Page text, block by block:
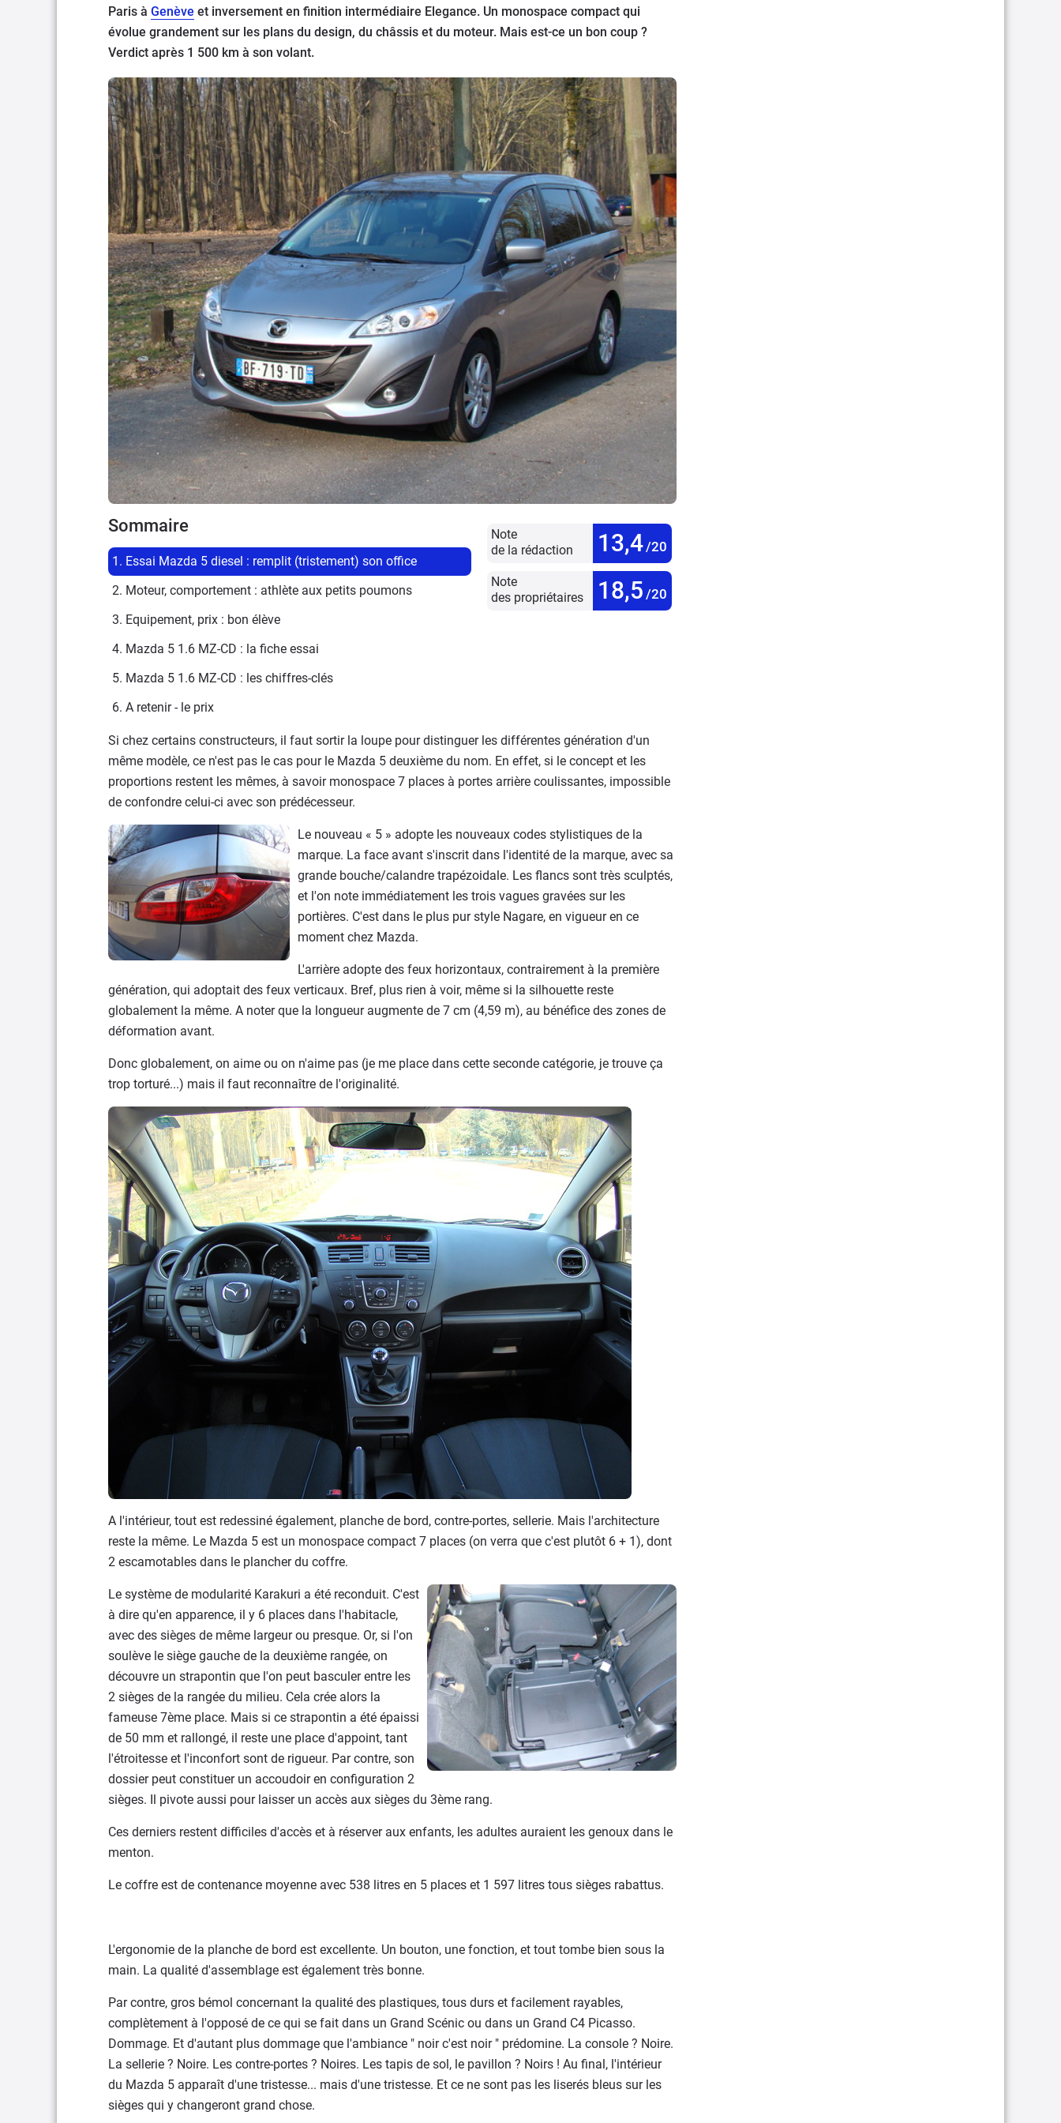
Paris à Genève et inversement en finition intermédiaire Elegance. Un monospace compact qui
évolue grandement sur les plans du design, du châssis et du moteur. Mais est-ce un bon coup ?
Verdict après 1 500 km à son volant.
Sommaire
1. Essai Mazda 5 diesel : remplit (tristement) son office
2. Moteur, comportement : athlète aux petits poumons
3. Equipement, prix : bon élève
4. Mazda 5 1.6 MZ-CD : la fiche essai
5. Mazda 5 1.6 MZ-CD : les chiffres-clés
6. A retenir - le prix
Note
de la rédaction
13,4/20
Note
des propriétaires
18,5 /20
Si chez certains constructeurs, il faut sortir la loupe pour distinguer les différentes génération d'un
même modèle, ce n'est pas le cas pour le Mazda 5 deuxième du nom. En effet, si le concept et les
proportions restent les mêmes, à savoir monospace 7 places à portes arrière coulissantes, impossible
de confondre celui-ci avec son prédécesseur.
Le nouveau « 5 » adopte les nouveaux codes stylistiques de la
marque. La face avant s'inscrit dans l'identité de la marque, avec sa
grande bouche/calandre trapézoidale. Les flancs sont très sculptés,
et l'on note immédiatement les trois vagues gravées sur les
portières. C'est dans le plus pur style Nagare, en vigueur en ce
moment chez Mazda.
L'arrière adopte des feux horizontaux, contrairement à la première
génération, qui adoptait des feux verticaux. Bref, plus rien à voir, même si la silhouette reste
globalement la même. A noter que la longueur augmente de 7 cm (4,59 m), au bénéfice des zones de
déformation avant.
Donc globalement, on aime ou on n'aime pas (je me place dans cette seconde catégorie, je trouve ça
trop torturé...) mais il faut reconnaître de l'originalité.
A l'intérieur, tout est redessiné également, planche de bord, contre-portes, sellerie. Mais l'architecture
reste la même. Le Mazda 5 est un monospace compact 7 places (on verra que c'est plutôt 6 + 1), dont
2 escamotables dans le plancher du coffre.
Le système de modularité Karakuri a été reconduit. C'est
à dire qu'en apparence, il y 6 places dans l'habitacle,
avec des sièges de même largeur ou presque. Or, si l'on
soulève le siège gauche de la deuxième rangée, on
découvre un strapontin que l'on peut basculer entre les
2 sièges de la rangée du milieu. Cela crée alors la
fameuse 7ème place. Mais si ce strapontin a été épaissi
de 50 mm et rallongé, il reste une place d'appoint, tant
l'étroitesse et l'inconfort sont de rigueur. Par contre, son
dossier peut constituer un accoudoir en configuration 2
sièges. Il pivote aussi pour laisser un accès aux sièges du 3ème rang.
Ces derniers restent difficiles d'accès et à réserver aux enfants, les adultes auraient les genoux dans le
menton.
Le coffre est de contenance moyenne avec 538 litres en 5 places et 1 597 litres tous sièges rabattus.
L'ergonomie de la planche de bord est excellente. Un bouton, une fonction, et tout tombe bien sous la
main. La qualité d'assemblage est également très bonne.
Par contre, gros bémol concernant la qualité des plastiques, tous durs et facilement rayables,
complètement à l'opposé de ce qui se fait dans un Grand Scénic ou dans un Grand C4 Picasso.
Dommage. Et d'autant plus dommage que l'ambiance " noir c'est noir " prédomine. La console ? Noire.
La sellerie ? Noire. Les contre-portes ? Noires. Les tapis de sol, le pavillon ? Noirs ! Au final, l'intérieur
du Mazda 5 apparaît d'une tristesse... mais d'une tristesse. Et ce ne sont pas les liserés bleus sur les
sièges qui y changeront grand chose.